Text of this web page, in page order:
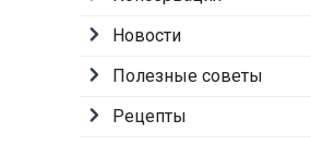
Новости
Полезные советы
Рецепты